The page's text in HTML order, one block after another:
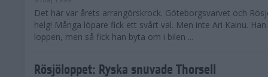
Det här var årets arrangörskrock. Göteborgsvarvet och
helg! Många löpare fick ett svårt val. Men inte Ari Kainu.
loppen, men så fick han byta om i bilen ...
Rösjöloppet: Ryska snuvade Thorsell